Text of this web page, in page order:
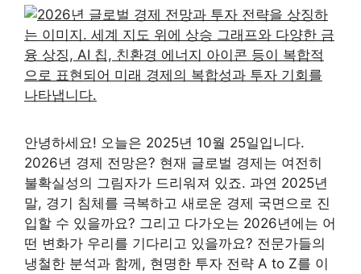
안녕하세요! 오늘은 2025년 10월 25일입니다.
2026년 경제 전망은? 현재 글로벌 경제는 여전히
불확실성의 그림자가 드리워져 있죠. 과연 2025년
말, 경기 침체를 극복하고 새로운 경제 국면으로 진
입할 수 있을까요? 그리고 다가오는 2026년에는 어
떤 변화가 우리를 기다리고 있을까요? 전문가들의
냉철한 분석과 함께, 현명한 투자 전략 A to Z를 이